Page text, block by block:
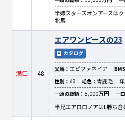
半姉スターズオンアースは
牝馬
満口 48
エアワンピースの23
カタログ
父馬： エピファネイア
性別： ﾒｽ 毛色： 青鹿毛
一頭の総額： 5,000万円 一
半兄エアロロノアはL勝ち